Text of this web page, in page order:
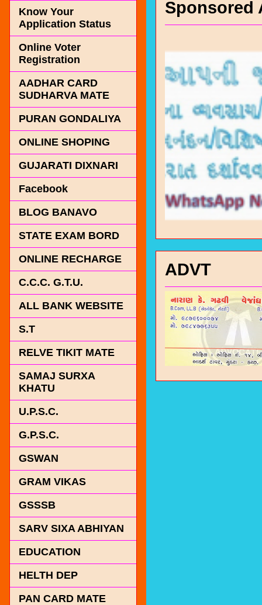
Sponsored
ADVT
Know Your
Application Status
Online Voter
Registration
AADHAR CARD
SUDHARVA MATE
PURAN GONDALIYA
ONLINE SHOPING
GUJARATI DIXNARI
Facebook
BLOG BANAVO
STATE EXAM BORD
ONLINE RECHARGE
C.C.C. G.T.U.
ALL BANK WEBSITE
S.T
RELVE TIKIT MATE
SAMAJ SURXA
KHATU
U.P.S.C.
G.P.S.C.
GSWAN
GRAM VIKAS
GSSSB
SARV SIXA ABHIYAN
EDUCATION
HELTH DEP
PAN CARD MATE